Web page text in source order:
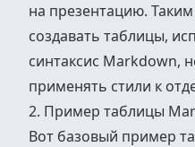
на презентацию.
создавать таблицы,
синтаксис Markdown,
применять стили к
2. Пример таблицы
Вот базовый пример